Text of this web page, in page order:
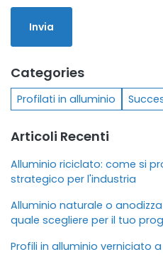
Categories
Profilati in alluminio
Articoli Recenti
Alluminio riciclato: come si
strategico per l'industria
Alluminio naturale o
quale scegliere per il tuo
Profili in alluminio verniciato